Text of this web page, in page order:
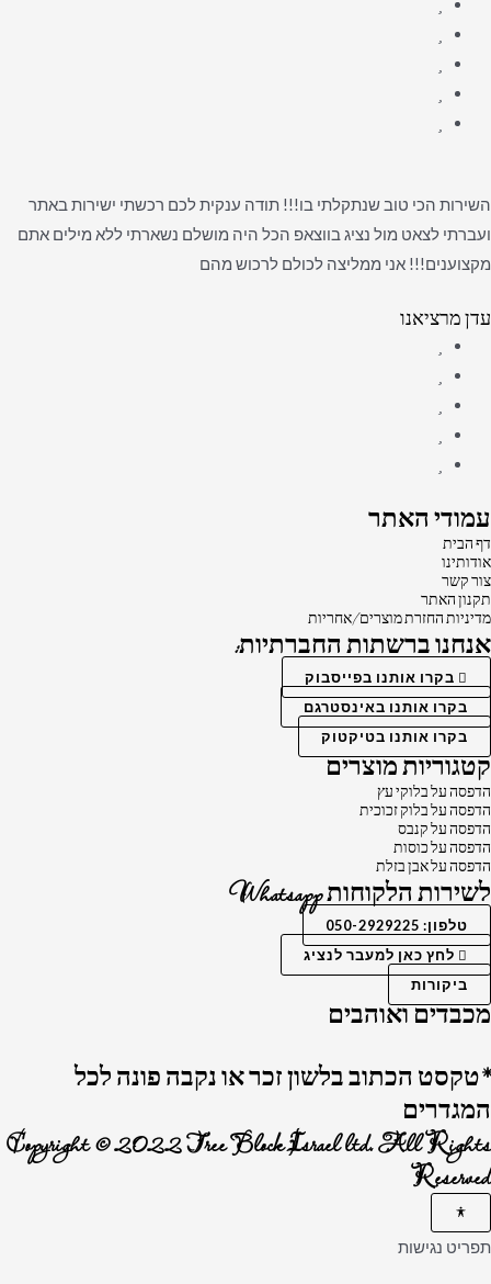
השירות הכי טוב שנתקלתי בו!!! תודה ענקית לכם רכשתי ישירות באתר
ועברתי לצאט מול נציג בווצאפ הכל היה מושלם נשארתי ללא מילים אתם
מקצוענים!!! אני ממליצה לכולם לרכוש מהם
עדן מרציאנו
עמודי האתר
דף הבית
אודותינו
צור קשר
תקנון האתר
מדיניות החזרת מוצרים/אחריות
אנחנו ברשתות החברתיות:
בקרו אותנו בפייסבוק
בקרו אותנו באינסטרגם
בקרו אותנו בטיקטוק
קטגוריות מוצרים
הדפסה על בלוקי עץ
הדפסה על בלוק זכוכית
הדפסה על קנבס
הדפסה על כוסות
הדפסה על אבן בזלת
לשירות הלקוחות Whatsapp
טלפון: 050-2929225
לחץ כאן למעבר לנציג
ביקורות
מכבדים ואוהבים
*טקסט הכתוב בלשון זכר או נקבה פונה לכל
המגדרים
Copyright © 2022 Tree Block Israel ltd. All Rights
Reserved
תפריט נגישות